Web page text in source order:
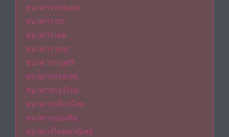
ธนาคาร citibank
ธนาคาร ttb
ธนาคาร uob
ธนาคาร ธกส
ธนาคารกรุงศรี
ธนาคารกรุงเทพ
ธนาคารกรุงไทย
ธนาคารกสิกรไทย
ธนาคารออมสิน
ธนาคารไทยพาณิชย์